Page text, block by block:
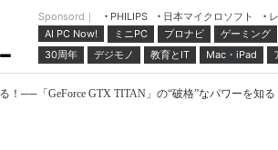
Sponsord｜ PHILIPS 日本マイクロソフト
AI PC Now!
ミニPC プロナビ ゲーミング
30周年
デジモノ 教育とIT Mac・iPad
！──「GeForce GTX TITAN」の“破格”なパワーを知る